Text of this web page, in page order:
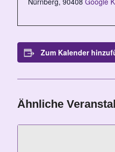
Zum Kalender
Ähnliche